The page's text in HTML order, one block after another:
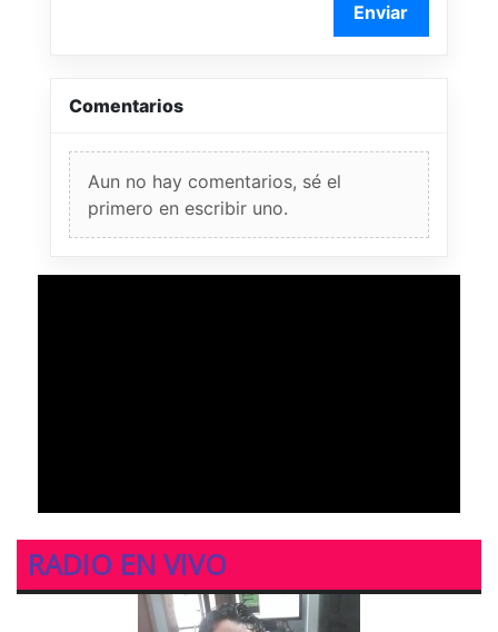
Enviar
Comentarios
Aun no hay comentarios, sé el
primero en escribir uno.
RADIO EN VIVO